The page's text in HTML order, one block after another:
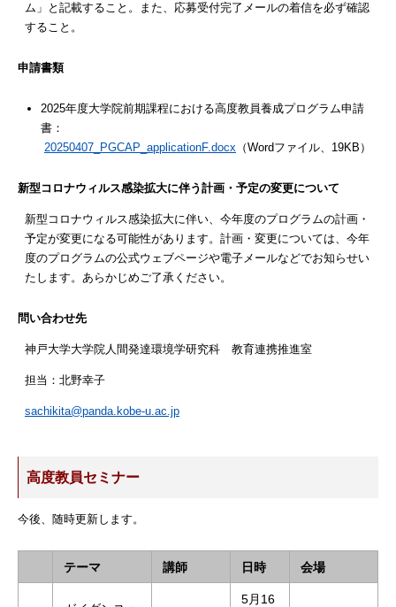
ム」と記載すること。また、応募受付完了メールの着信を必ず確認
すること。
申請書類
2025年度大学院前期課程における高度教員養成プログラム申請
書：
20250407_PGCAP_applicationF.docx （Wordファイル、19KB）
新型コロナウィルス感染拡大に伴う計画・予定の変更について
新型コロナウィルス感染拡大に伴い、今年度のプログラムの計画・
予定が変更になる可能性があります。計画・変更については、今年
度のプログラムの公式ウェブページや電子メールなどでお知らせい
たします。あらかじめご了承ください。
問い合わせ先
神戸大学大学院人間発達環境学研究科 教育連携推進室
担当：北野幸子
sachikita@panda.kobe-u.ac.jp
高度教員セミナー
今後、随時更新します。
テーマ 講師 日時 会場
5月16